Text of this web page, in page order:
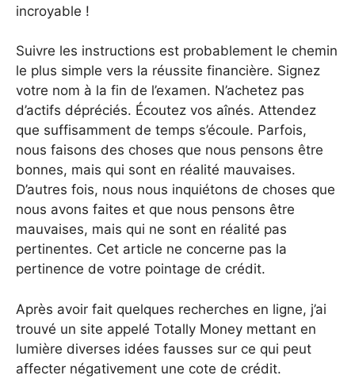
incroyable !
Suivre les instructions est probablement le chemin
le plus simple vers la réussite financière. Signez
votre nom à la fin de l’examen. N’achetez pas
d’actifs dépréciés. Écoutez vos aînés. Attendez
que suffisamment de temps s’écoule. Parfois,
nous faisons des choses que nous pensons être
bonnes, mais qui sont en réalité mauvaises.
D’autres fois, nous nous inquiétons de choses que
nous avons faites et que nous pensons être
mauvaises, mais qui ne sont en réalité pas
pertinentes. Cet article ne concerne pas la
pertinence de votre pointage de crédit.
Après avoir fait quelques recherches en ligne, j’ai
trouvé un site appelé Totally Money mettant en
lumière diverses idées fausses sur ce qui peut
affecter négativement une cote de crédit.